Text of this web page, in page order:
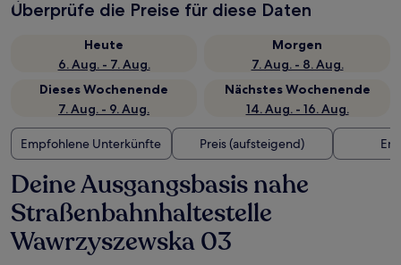
Überprüfe die Preise für diese Daten
Heute
6. Aug. - 7. Aug.
Morgen
7. Aug. - 8. Aug.
Dieses Wochenende
7. Aug. - 9. Aug.
Nächstes Wochenende
14. Aug. - 16. Aug.
Empfohlene Unterkünfte Preis (aufsteigend)
Deine Ausgangsbasis nahe
Straßenbahnhaltestelle
Wawrzyszewska 03